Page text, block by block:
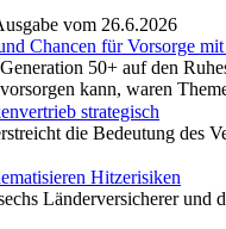
vom 26.6.2026
Chancen für Vorsorge
50+ auf den
kann, waren
strategisch
die Bedeutung des
Hitzerisiken
Länderversicherer